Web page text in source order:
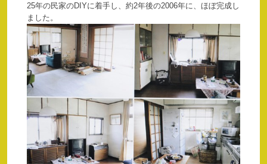
25年の民家のDIYに着手し、約2年後の2006年に、ほぼ完成し
ました。